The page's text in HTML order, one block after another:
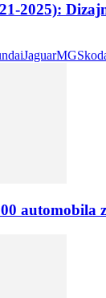
2025):
JaguarMG
automobila